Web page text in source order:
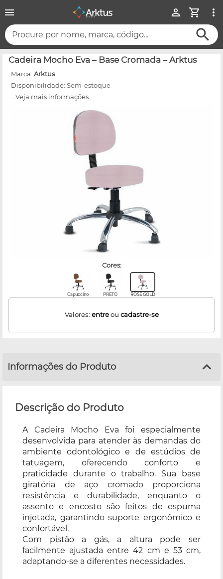
Procure por nome, marca, código...
Cadeira Mocho Eva – Base Cromada – Arktus
Marca: Arktus
Disponibilidade: Sem-estoque
...Veja mais informações
cores:
Capuccino PRETO ROSE GOLD
Valores: entreou cadastre-se
Informações do Produto
Descrição do Produto
A Cadeira Mocho Eva foi especialmente
desenvolvida para atender às demandas do
ambiente odontológico e de estúdios de
tatuagem, oferecendo conforto e
praticidade durante o trabalho. Sua base
giratória de aço cromado proporciona
resistência e durabilidade, enquanto o
assento e encosto são feitos de espuma
injetada, garantindo suporte ergonômico e
confortável.
Com pistão a gás, a altura pode ser
facilmente ajustada entre 42 cm e 53 cm,
adaptando-se a diferentes necessidades.